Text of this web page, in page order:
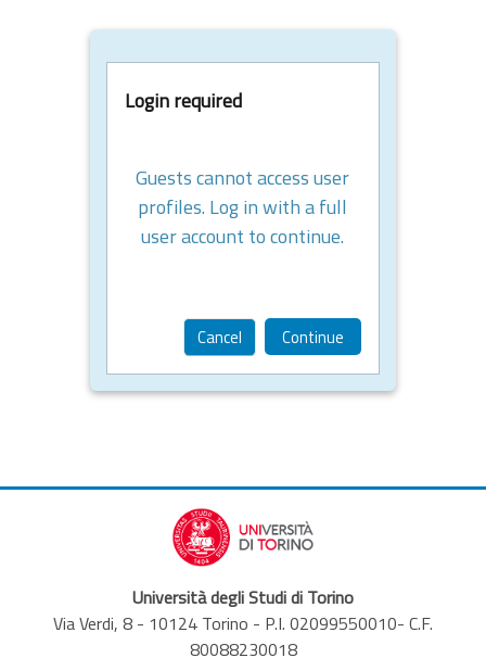
Login required
Guests cannot access user
profiles. Log in with a full
user account to continue.
Cancel Continue
Università degli Studi di Torino
Via Verdi, 8 - 10124 Torino - P.I. 02099550010- C.F.
80088230018